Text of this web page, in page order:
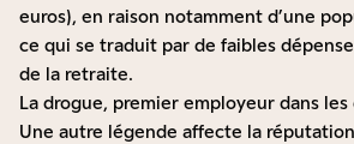
euros), en raison notamment d’une
ce qui se traduit par de faibles
de la retraite.
La drogue, premier employeur dans les
Une autre légende affecte la